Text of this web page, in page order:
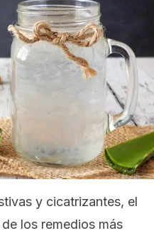
y cicatrizantes, el
los remedios más